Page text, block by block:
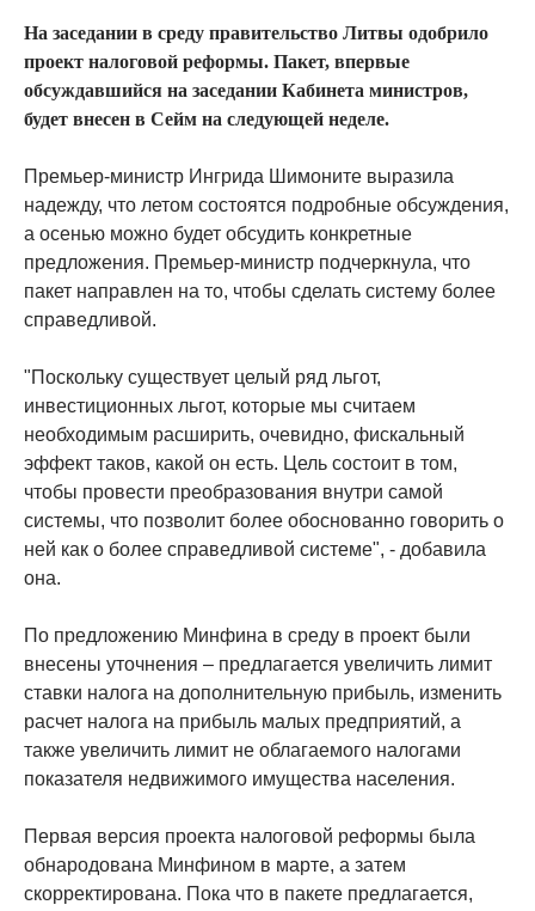
На заседании в среду правительство Литвы одобрило
проект налоговой реформы. Пакет, впервые
обсуждавшийся на заседании Кабинета министров,
будет внесен в Сейм на следующей неделе.
Премьер-министр Ингрида Шимоните выразила
надежду, что летом состоятся подробные обсуждения,
а осенью можно будет обсудить конкретные
предложения. Премьер-министр подчеркнула, что
пакет направлен на то, чтобы сделать систему более
справедливой.
"Поскольку существует целый ряд льгот,
инвестиционных льгот, которые мы считаем
необходимым расширить, очевидно, фискальный
эффект таков, какой он есть. Цель состоит в том,
чтобы провести преобразования внутри самой
системы, что позволит более обоснованно говорить о
ней как о более справедливой системе", - добавила
она.
По предложению Минфина в среду в проект были
внесены уточнения – предлагается увеличить лимит
ставки налога на дополнительную прибыль, изменить
расчет налога на прибыль малых предприятий, а
также увеличить лимит не облагаемого налогами
показателя недвижимого имущества населения.
Первая версия проекта налоговой реформы была
обнародована Минфином в марте, а затем
скорректирована. Пока что в пакете предлагается,